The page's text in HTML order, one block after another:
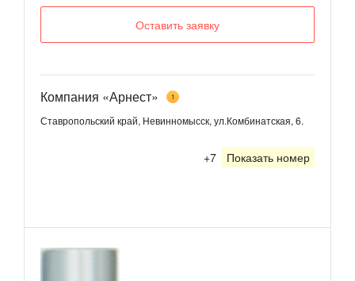
Оставить заявку
Компания «Арнест» 1
Ставропольский край, Невинномысск, ул.Комбинатская, 6.
+7 Показать номер